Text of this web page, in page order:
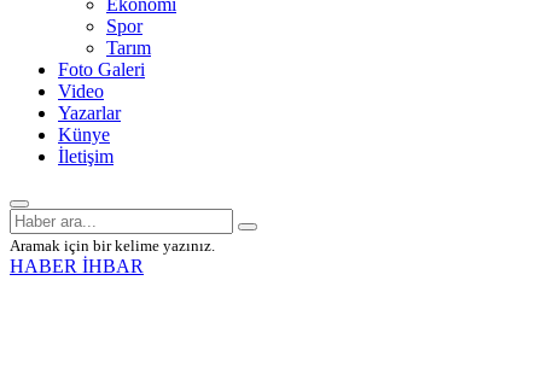
Ekonomi
Spor
Tarım
Foto Galeri
Video
Yazarlar
Künye
İletişim
Aramak için bir kelime yazınız.
HABER İHBAR